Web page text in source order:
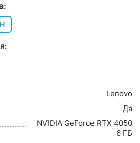
Lenovo
Да
NVIDIA GeForce RTX 4050
6 ГБ